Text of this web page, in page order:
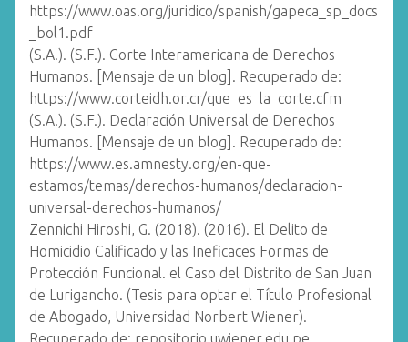
https://www.oas.org/juridico/spanish/gapeca_sp_docs
_bol1.pdf
(S.A.). (S.F.). Corte Interamericana de Derechos
Humanos. [Mensaje de un blog]. Recuperado de:
https://www.corteidh.or.cr/que_es_la_corte.cfm
(S.A.). (S.F.). Declaración Universal de Derechos
Humanos. [Mensaje de un blog]. Recuperado de:
https://www.es.amnesty.org/en-que-
estamos/temas/derechos-humanos/declaracion-
universal-derechos-humanos/
Zennichi Hiroshi, G. (2018). (2016). El Delito de
Homicidio Calificado y las Ineficaces Formas de
Protección Funcional. el Caso del Distrito de San Juan
de Lurigancho. (Tesis para optar el Título Profesional
de Abogado, Universidad Norbert Wiener).
Recuperado de: repositorio.uwiener.edu.pe